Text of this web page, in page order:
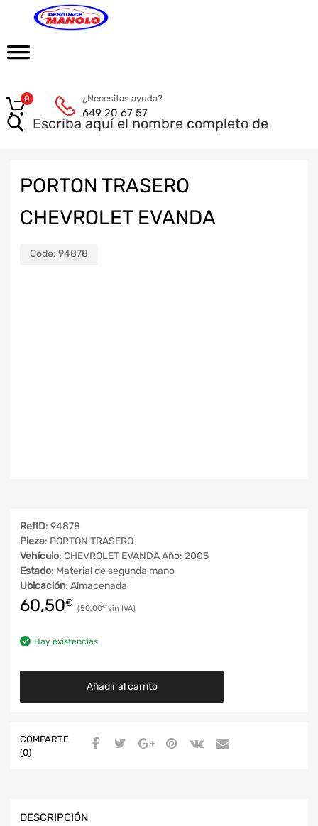
¿Necesitas ayuda?
649 20 67 57
0
PORTON TRASERO
CHEVROLET EVANDA
Code: 94878
RefID: 94878
Pieza: PORTON TRASERO
Vehículo: CHEVROLET EVANDA Año: 2005
Estado: Material de segunda mano
Ubicación: Almacenada
60,50€ 50,00€
Hay existencias
Añadir al carrito
COMPARTE
(0)
DESCRIPCIÓN